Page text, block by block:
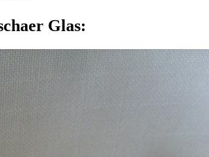
Glas: